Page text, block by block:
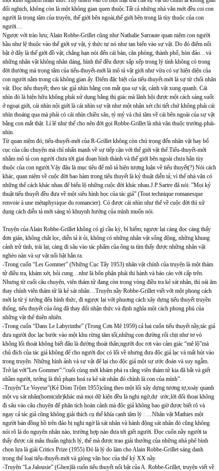
đối nghịch, không còn là một không gian quen thuộc.Tất cả những nhà văn mới đều coi con
người là trọng tâm của truyện, thế giới bên ngoài,thế giới bên trong là tùy thuộc của con
người…
Ngược với trào lưu; Alain Robbe-Grillet cũng như Nathalie Sarraute quan niệm con người
hầu như lệ thuộc vào thế giới sự vật, ý thức tự nó như tan biến vào sự vật. Do đó điểm nổi
bật ở đây là thế giới đồ vật; chẳng hạn nói đến cái bàn, căn phòng, thành phố, hòn đảo…và
những nhân vật không nhân dáng, hình thể đều được sắp xếp trong lý tính không có trong
đời thường mà trọng tâm của tiểu-thuyết-mới là mô tả vật giới như vừa có sự hiện diện của
con người nằm trong cái không gian ấy. Điểm đặc biệt của tiểu-thuyết-mới là sự từ chối nhân
vật. Đọc tiểu thuyết; theo tác giả nhìn bằng con mắt qua sự vật, cảnh vật xung quanh. Cái
nhìn đó là hiện hữu không phải xử dụng bằng thị giác mà lãnh hội được một cách sáng suốt
ở ngoại giới, cái nhìn nội giới là cái nhìn sự vật như một nhận xét chi tiết chứ không phải cái
nhìn thoáng qua mà phải có cái nhìn chiều sâu, tỷ mỷ và chú tâm về cái bên ngoài của sự vật
bằng con mắt thật. Lí lẽ như thế cho nên đời gọi Robbe-Grillet là nhà văn thuộc trường-phái-
nhìn.
Từ quan niệm đó; tiểu-thuyết-mới của R-Grillet không còn chú trọng đến nhân vật hay bố
cục của câu chuyện mà chỉ nhấn mạnh về sự tiếp cận với thế giới vật thể.Tiểu-thuyết-mới
nhằm mô tả con người chưa tới giai đoạn hình thành và thế giới bên ngoài chưa hẳn tùy
thuộc của con người.Vậy đâu là mục tiêu để mô tả hiện tượng luận về tiểu thuyết(?) Nói cách
khác, quan niệm về cuộc đời bao hàm trong tiểu thuyết là kỷ thuật diễn tả; vì thế nhà văn có
những thể cách khác nhau để biểu lộ những cuộc đời khác nhau.J.P.Sartre đã nói: ”Mọi kỷ
thuật tiểu thuyết đều đưa về một siêu hình học của tác giả” (Tout technique romanesque
renvoie à une métaphysique du romancier). Có được cái nhìn như thế về cuộc đời thì xử
dụng cách diễn tả mới sáng tỏ khuynh hướng của mình muốn nói.
Truyện của Alain Robbe-Grillet không có gì cầu kỳ, bí hiểm; ngược lại càng đọc càng thấy
đơn giản, không chắt lọc, diễn tả ít ỏi, không có những nhân vật sống động, những khung
cảnh trử tình, trái lại; càng đi sâu vào tác phẩm của ông ta tìm thấy được những nhân vật
nghèo nàn và sự vật nổi bật hẳn ra.
-Trong cuốn “Les Gommer” (Những Cục Tẩy 1953) nhân vật chính của truyện là một thám
tử điều tra, khám xét, hỏi cung…như là bổn phận phải thi hành và báo cáo với cấp trên.
Nhưng từ cuối câu chuyện, viên thám tử đang còn trong vòng điều tra kẻ sát nhân, thì oái ăm
thay chính viên thám tử là kẻ sát nhân…Truyện nầy Robbe-Grillet viết với một phong cách
mới lạ từ ý tưởng đến hình thức, đi ngược lại với phuơng cách xây dựng tiểu thuyết truyền
thống, tiểu thuyết của ông đã thay đổi nhận thức và định nghĩa một cách phong phú của
những vật thể thiên nhiên.
-Trong cuốn “Dans Le Labyrinthe” (Trong Cơn Mê 1959) cả hai cuốn tiểu thuyết nầy,tác giả
đưa người đọc lạc bước vào một khu rừng tăm tối,những con đường rối chịt như tơ vò
không lối thoát không biết đâu là đường thoát thân;người đọc rơi vào cảm giác “mê lộ”mà
chủ đích của tác giả không để cho người đọc có lối về nhưng đưa độc giả lạc và mất hút vào
trong truyện. Những hình ảnh và sự vật để lại cho độc giả một sự ước đoán và suy ngẫm.
Trở lại với”Les Gommer”:”cuối cùng mới khám phá ra rằng viên thám tử kia đã bắt và giết
nhầm người, tưởng là thủ phạm hoá ra kẻ sát nhân đó chính là con của mình”.
-Truyện”Le Voyeur”(Kẻ Dòm Trộm 1955)cũng theo một lối xây dựng tương tợ,xoáy quanh
một vụ sát nhân(homicide)khác mà mọi dữ kiện đều là nghi ngờ,dự ước,lời đối thoại không
đi sâu vào câu chuyện để phân tích hoàn cảnh mà độc giả không bao giờ được biết rõ và
ngay cả tác giả cũng không giải thích cụ thể khía cạnh tâm lý : …Nhân vật Mathies một
người bán đồng hồ trên đảo bị nghi ngờ là sát nhân và hành động sát nhân đó cũng không
nói rõ là do nguyên nhân nào, trường hợp nào đưa tới giết người. Đọc cuốn nầy người ta
thấy được cái mâu thuẩn nghịch lý, thế mà được trao giải thưởng của những nhà phê bình
chọn lựa là giải Critics Prize (1955) Đó là lý do làm cho Alain Robbe-Grillet sáng danh
trong thể loại tiểu-thuyết-mới và giòng văn học của thế kỷ XX nầy.
-Truyện “La Jalousie” (Ghen)là cuốn tiểu thuyết nổi bật của A. Robbe-Grillet, truyện viết về